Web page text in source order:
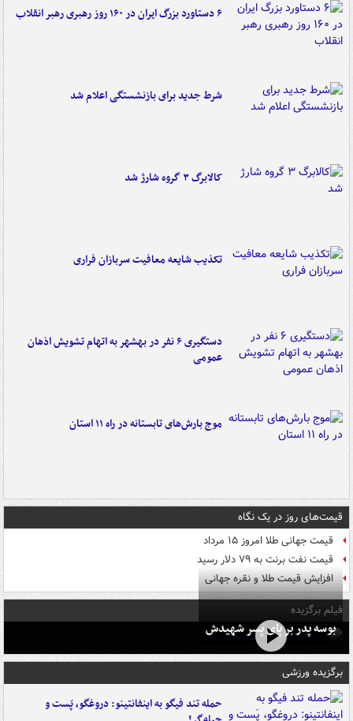
۶ دستاورد بزرگ ایران در ۱۶۰ روز رهبری رهبر انقلاب
شرط جدید برای بازنشستگی اعلام شد
کالابرگ ۳ گروه شارژ شد
تکذیب شایعه معافیت سربازان فراری
دستگیری ۶ نفر در بهشهر به اتهام تشویش اذهان
عمومی
موج بارش‌های تابستانه در راه ۱۱ استان
قیمت‌های روز در یک نگاه
قیمت جهانی طلا امروز ۱۵ مرداد
قیمت نفت برنت به ۷۹ دلار رسید
افزایش قیمت طلا و نقره جهانی
فیلم برگزیده
بوسه‌ پدر بر پای پسر شهیدش
برگزیده ورزشی
حمله تند فیگو به اینفانتینو: دروغگو، پَست‌ و